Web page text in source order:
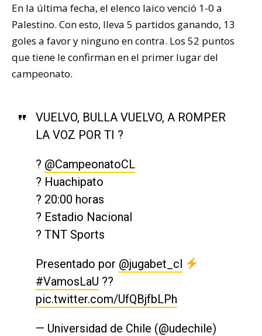
En la última fecha, el elenco laico venció 1-0 a
Palestino. Con esto, lleva 5 partidos ganando, 13
goles a favor y ninguno en contra. Los 52 puntos
que tiene le confirman en el primer lugar del
campeonato.
VUELVO, BULLA VUELVO, A ROMPER
LA VOZ POR TI ?
? @CampeonatoCL
? Huachipato
? 20:00 horas
?️ Estadio Nacional
? TNT Sports
Presentado por @jugabet_cl
#VamosLaU ??
pic.twitter.com/UfQBjfbLPh
— Universidad de Chile (@udechile)